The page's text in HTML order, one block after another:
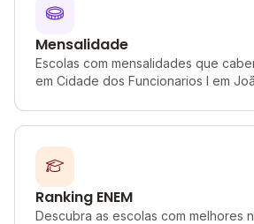
Mensalidade
Escolas com mensalidades que
em Cidade dos Funcionarios I em
Ranking ENEM
Descubra as escolas com melhores